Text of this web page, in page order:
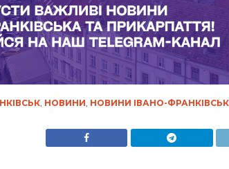
, НОВИНИ НОВИНИ ІВАНО-